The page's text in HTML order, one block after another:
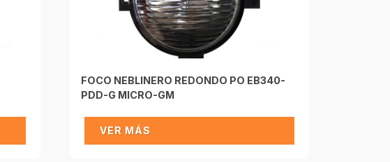
FOCO NEBLINERO REDONDO PO EB340-
PDD-G MICRO-GM
VER MÁS